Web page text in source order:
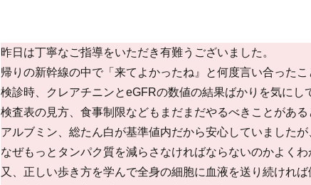
昨日は丁寧なご指導をいただき有難うございました。
帰りの新幹線の中で「来てよかったね』と何度言い合ったこ
検診時、クレアチニンとeGFRの数値の結果ばかりを気にし
検査表の見方、食事制限などもまだまだやるべきことがある
アルブミン、総たん白が基準値内だから安心していましたが
なぜもっとタンパク質を減らさなければならないのかよくわ
又、正しい歩き方を学んで全身の細胞に血液を送り続ければ